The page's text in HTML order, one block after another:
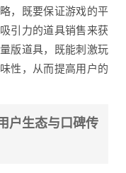
，既要保证游戏的平
引力的道具销售来获
版道具，既能刺激玩
性，从而提高用户的
户生态与口碑传